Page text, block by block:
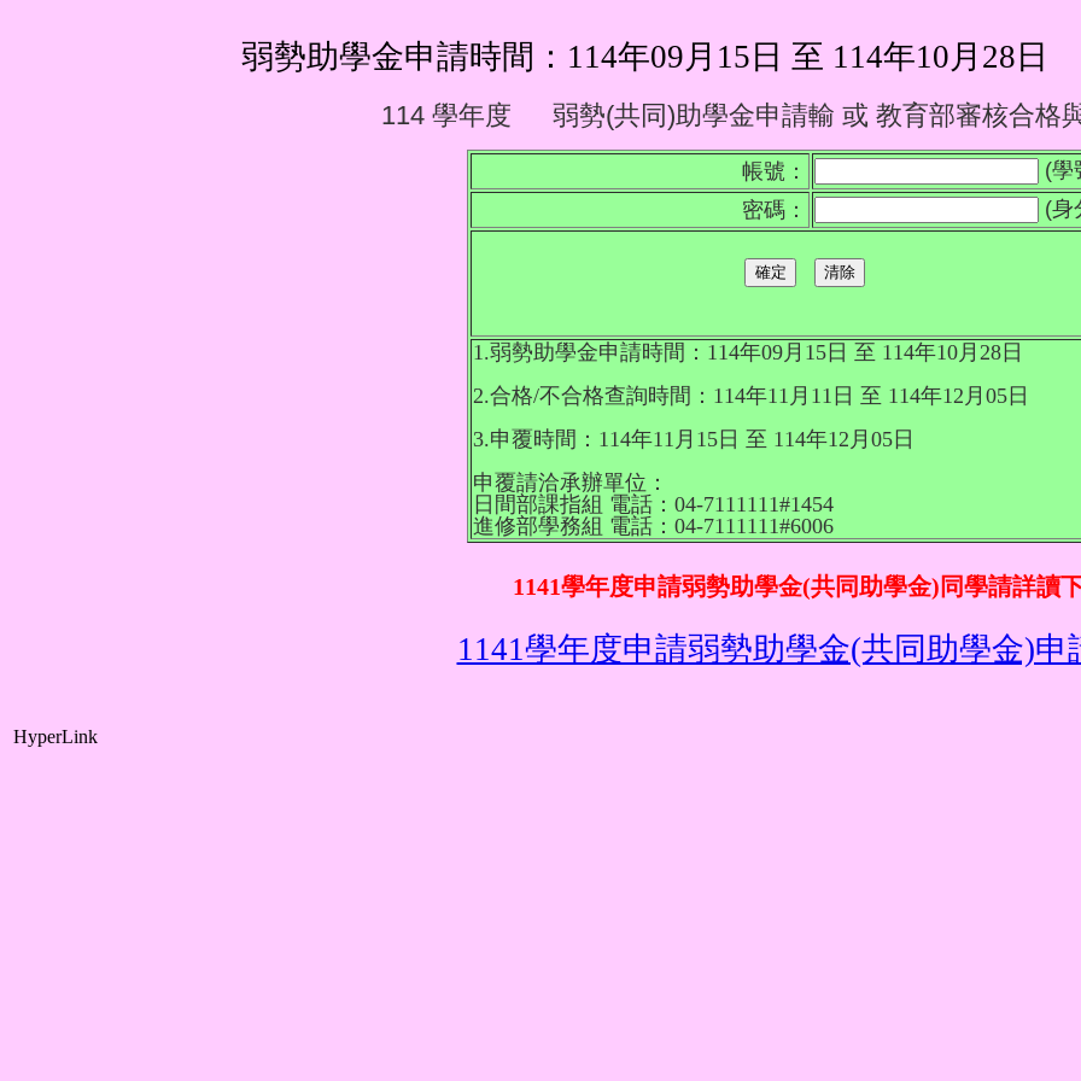
弱勢助學金申請時間：114年09月15日 至 114年10月28日
114 學年度 弱勢(共同)助學金申請輸 或 教育部審核合格
帳號：
(學
密碼：
(身
1.弱勢助學金申請時間： 114年09月15日 至 114年10月28日
2.合格/不合格查詢時間 ： 114年11月11日 至 114年12月05日
3.申覆時間 ： 114年11月15日 至 114年12月05日
申覆請洽承辦單位 ：
日間部課指組 電話：04-7111111#1454
進修部學務組 電話：04-7111111#6006
1141學年度申請弱勢助學金(共同助學金)同學請詳讀
1141學年度申請弱勢助學金(共同助學金)申
HyperLink